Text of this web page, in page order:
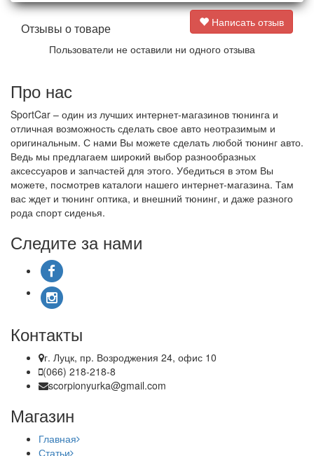
Отзывы о товаре
Написать отзыв
Пользователи не оставили ни одного отзыва
Про нас
SportCar – один из лучших интернет-магазинов тюнинга и
отличная возможность сделать свое авто неотразимым и
оригинальным. С нами Вы можете сделать любой тюнинг авто.
Ведь мы предлагаем широкий выбор разнообразных
аксессуаров и запчастей для этого. Убедиться в этом Вы
можете, посмотрев каталоги нашего интернет-магазина. Там
вас ждет и тюнинг оптика, и внешний тюнинг, и даже разного
рода спорт сиденья.
Следите за нами
Контакты
г. Луцк, пр. Возроджения 24, офис 10
(066) 218-218-8
scorpionyurka@gmail.com
Магазин
Главная
Статьи